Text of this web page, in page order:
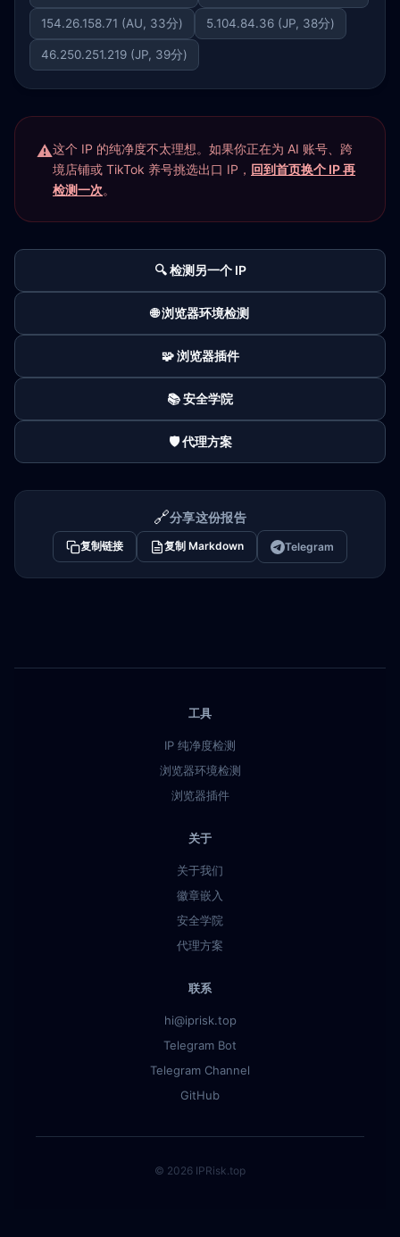
154.26.158.71 (AU, 33分) 5.104.84.36 (JP, 38分)
46.250.251.219 (JP, 39分)
这个 IP 的纯净度不太理想。如果你正在为 AI 账号、跨
境店铺或 TikTok 养号挑选出口 IP， 回到首页换个 IP 再
检测一次。
🔍 检测另一个 IP
🌐 浏览器环境检测
🧩 浏览器插件
📚 安全学院
🛡️ 代理方案
🔗分享这份报告
复制链接 复制 Markdown Telegram
工具
IP 纯净度检测
浏览器环境检测
浏览器插件
关于
关于我们
徽章嵌入
安全学院
代理方案
联系
hi@iprisk.top
Telegram Bot
Telegram Channel
GitHub
© 2026 IPRisk.top